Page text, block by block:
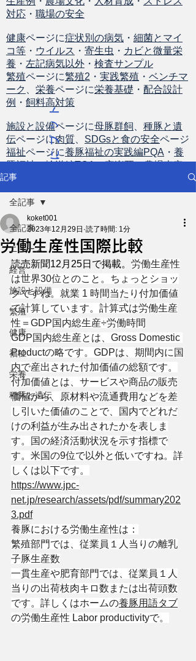
対応 ・ 職場の安全
健康ページに症状別の病気 ・ 細菌とマイ
コ等 ・ ウイルス ・ 寄生虫 ・ カビと微量栄
養 ・ 左記病気以外 ・ 検査サンプル
繁殖ページに繁殖2 ・ 実践繁殖 ・ ベンチマ
ーク
栄養ページに栄養基礎 ・ 配合設計
例 ・ 飼料高対策
施設と設備ページに母豚群飼
種豚と遺
伝ページに肉質 SDGsと食の安全ページ
福祉ページに養豚福祉の実践編PQA ・ 養
豚福祉の輸送編TQA・安楽死・農場査定
ト
ッ
プ
に
記事
全記事
ニュース
経営
施設と設備
繁殖
健康
福祉
栄養
種豚と遺伝
全記事
労働生産性国際比較
koket001
2023年12月29日 読了時間: 1分
読売新聞12月25日で掲載。 労働生産性
は世界30位とのこと。ちょっとショッ
クですね。就業 1 時間当たり付加価値
で計算しています。計算式は労働生産
性＝GDP国内総生産÷労働時間
GDP国内総生産とは、Gross Domestic
Productの略です。GDPは、期間内に国
内で産出された付加価値の総額です。
付加価値とは、サービスや商品の販売
価値から、原材料や流通費用などを差
し引いた価値のことで、国内でどれだ
けの利益が生み出されたかを表しま
す。国の経済活動状況を示す指標で
す。米国の9位で以外と低いですね。詳
しくは以下です。
https://www.jpc-
net.jp/research/assets/pdf/summary202
3.pdf
養豚における労働生産性は：
繁殖部門では、従業員１人当りの離乳
子豚生産数
一貫生産や肥育部門では、従業員１人
当りの出荷枝肉キロ数または出荷頭数
です。詳しくはホームの養豚用語タブ
の労働生産性 Labor productivityで。